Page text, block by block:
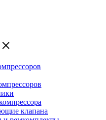
клапана